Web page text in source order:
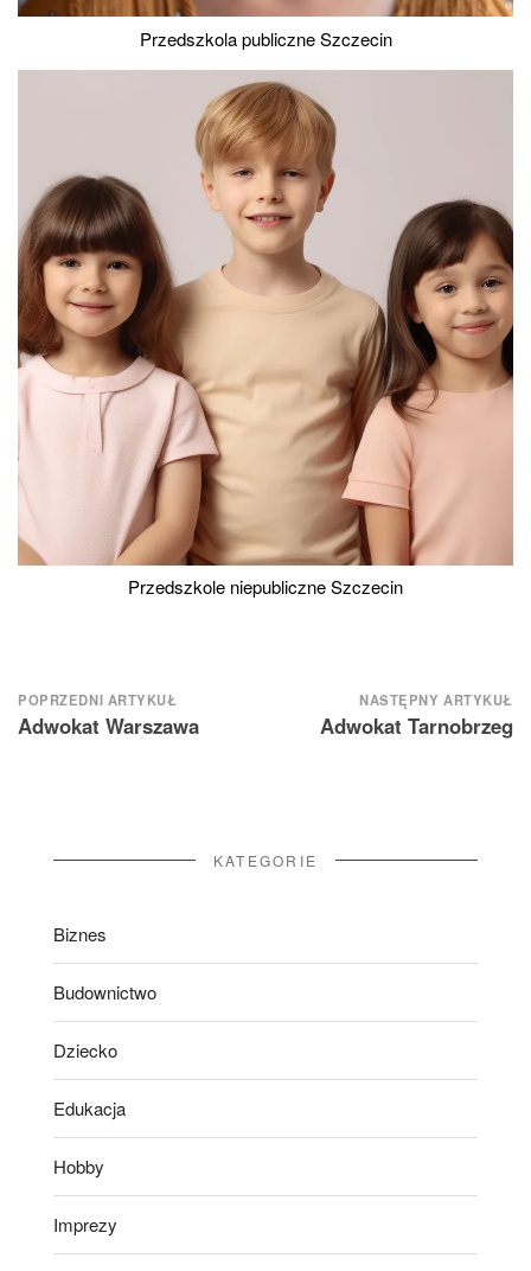
Przedszkola publiczne Szczecin
Przedszkole niepubliczne Szczecin
Nawigacja
wpisu
POPRZEDNI ARTYKUŁ
Adwokat Warszawa
NASTĘPNY ARTYKUŁ
Adwokat Tarnobrzeg
KATEGORIE
Biznes
Budownictwo
Dziecko
Edukacja
Hobby
Imprezy